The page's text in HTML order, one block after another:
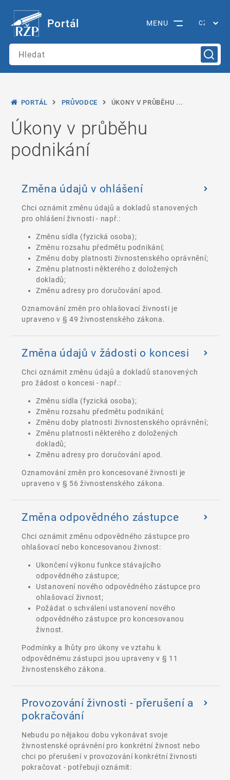
Portál MENU
PORTÁL PRŮVODCE ÚKONY V PRŮBĚHU ...
Úkony v průběhu
podnikání
Změna údajů v ohlášení
Chci oznámit změnu údajů a dokladů stanovených
pro ohlášení živnosti - např.:
Změnu sídla (fyzická osoba);
Změnu rozsahu předmětu podnikání;
Změnu doby platnosti živnostenského oprávnění;
Změnu platnosti některého z doložených
dokladů;
Změnu adresy pro doručování apod.
Oznamování změn pro ohlašovací živnosti je
upraveno v § 49 živnostenského zákona.
Změna údajů v žádosti o koncesi
Chci oznámit změnu údajů a dokladů stanovených
pro žádost o koncesi - např.:
Změnu sídla (fyzická osoba);
Změnu rozsahu předmětu podnikání;
Změnu doby platnosti živnostenského oprávnění;
Změnu platnosti některého z doložených
dokladů;
Změnu adresy pro doručování apod.
Oznamování změn pro koncesované živnosti je
upraveno v § 56 živnostenského zákona.
Změna odpovědného zástupce
Chci oznámit změnu odpovědného zástupce pro
ohlašovací nebo koncesovanou živnost:
Ukončení výkonu funkce stávajícího
odpovědného zástupce;
Ustanovení nového odpovědného zástupce pro
ohlašovací živnost;
Požádat o schválení ustanovení nového
odpovědného zástupce pro koncesovanou
živnost.
Podmínky a lhůty pro úkony ve vztahu k
odpovědnému zástupci jsou upraveny v § 11
živnostenského zákona.
Provozování živnosti - přerušení a
pokračování
Nebudu po nějakou dobu vykonávat svoje
živnostenské oprávnění pro konkrétní živnost nebo
chci po přerušení v provozování konkrétní živnosti
pokračovat - potřebuji oznámit: